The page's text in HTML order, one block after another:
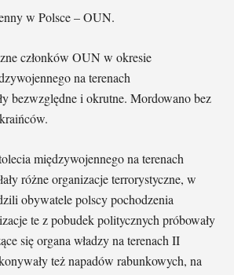
w Polsce – OUN.
członków OUN w okresie
na terenach
bezwzględne i okrutne. Mordowano bez
międzywojennego na terenach
różne organizacje terrorystyczne, w
obywatele polscy pochodzenia
te z pobudek politycznych próbowały
się organa władzy na terenach II
też napadów rabunkowych, na